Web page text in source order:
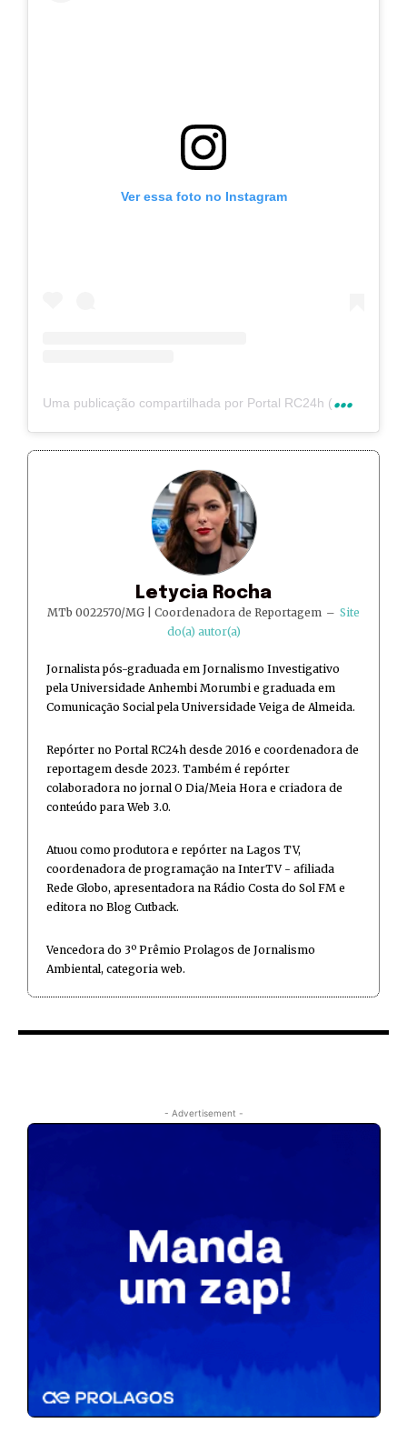
Ver essa foto no Instagram
U
ma publicação compartilhada por Portal RC24h (@rc24hnoticias)
Letycia Rocha
MTb 0022570/MG | Coordenadora de Reportagem – Site
do(a) autor(a)
Jornalista pós-graduada em Jornalismo Investigativo
pela Universidade Anhembi Morumbi e graduada em
Comunicação Social pela Universidade Veiga de Almeida.
Repórter no Portal RC24h desde 2016 e coordenadora de
reportagem desde 2023. Também é repórter
colaboradora no jornal O Dia/Meia Hora e criadora de
conteúdo para Web 3.0.
Atuou como produtora e repórter na Lagos TV,
coordenadora de programação na InterTV - afiliada
Rede Globo, apresentadora na Rádio Costa do Sol FM e
editora no Blog Cutback.
Vencedora do 3º Prêmio Prolagos de Jornalismo
Ambiental, categoria web.
- Advertisement -